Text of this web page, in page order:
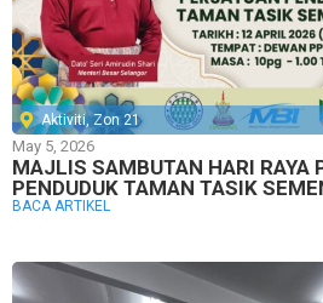
Aktiviti,Zon 21
May 5, 2026
MAJLIS SAMBUTAN HARI RAYA
PENDUDUK TAMAN TASIK
BACA ARTIKEL